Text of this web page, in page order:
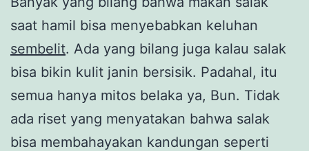
saat hamil bisa menyebabkan keluhan
sembelit. Ada yang bilang juga kalau salak
bisa bikin kulit janin bersisik. Padahal, itu
semua hanya mitos belaka ya, Bun. Tidak
ada riset yang menyatakan bahwa salak
bisa membahayakan kandungan seperti